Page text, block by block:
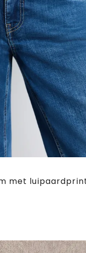
met